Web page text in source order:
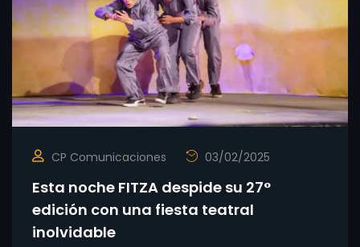
CP Comunicaciones 03/02/2025
Esta noche FITZA despide su 27°
edición con una fiesta teatral
inolvidable